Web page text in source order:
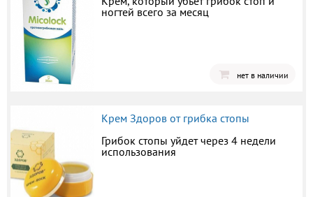
ногтей всего за месяц
нет в наличии
Крем Здоров от грибка стопы
Грибок стопы уйдет через 4 недели
использования